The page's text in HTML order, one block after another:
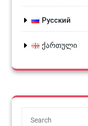
Русский
ქართული